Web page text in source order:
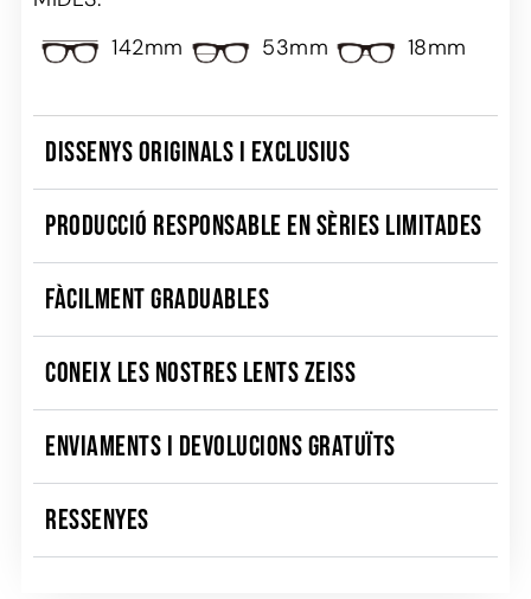
142mm
53mm 18mm
DISSENYS ORIGINALS I EXCLUSIUS
PRODUCCIÓ RESPONSABLE EN SÈRIES LIMITADES
FÀCILMENT GRADUABLES
CONEIX LES NOSTRES LENTS ZEISS
ENVIAMENTS I DEVOLUCIONS GRATUÏTS
RESSENYES